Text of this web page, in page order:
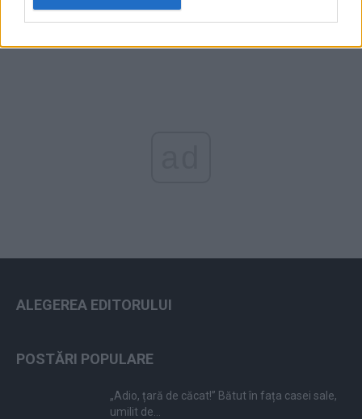
ALEGEREA EDITORULUI
POSTĂRI POPULARE
„Adio, țară de căcat!” Bătut în fața casei sale,
umilit de...